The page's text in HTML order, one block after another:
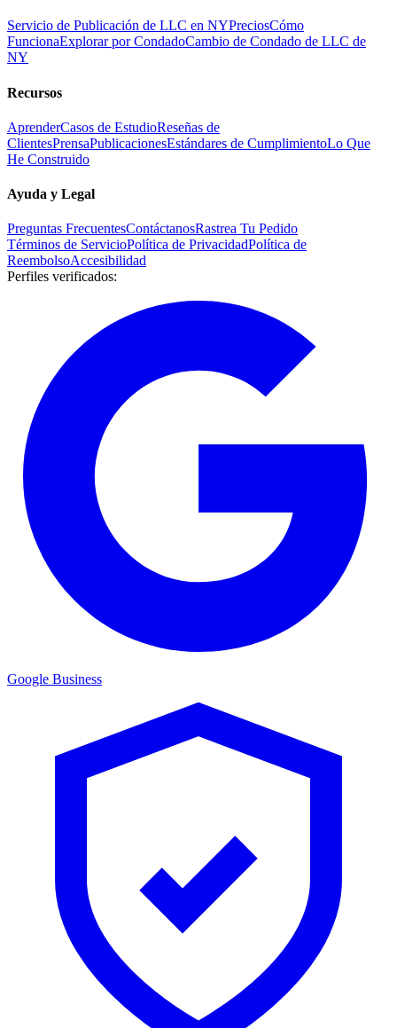
Servicio de Publicación de LLC en NYPreciosCómo
FuncionaExplorar por CondadoCambio de Condado de LLC de
NY
Recursos
AprenderCasos de EstudioReseñas de
ClientesPrensaPublicacionesEstándares de CumplimientoLo Que
He Construido
Ayuda y Legal
Preguntas FrecuentesContáctanosRastrea Tu Pedido
Términos de ServicioPolítica de PrivacidadPolítica de
ReembolsoAccesibilidad
Perfiles verificados:
Google Business